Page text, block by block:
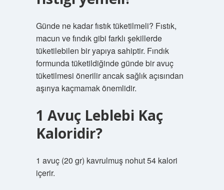
Günde ne kadar fıstık tüketilmeli? Fıstık,
macun ve fındık gibi farklı şekillerde
tüketilebilen bir yapıya sahiptir. Fındık
formunda tüketildiğinde günde bir avuç
tüketilmesi önerilir ancak sağlık açısından
aşırıya kaçmamak önemlidir.
1 Avuç Leblebi Kaç
Kaloridir?
1 avuç (20 gr) kavrulmuş nohut 54 kalori
içerir.